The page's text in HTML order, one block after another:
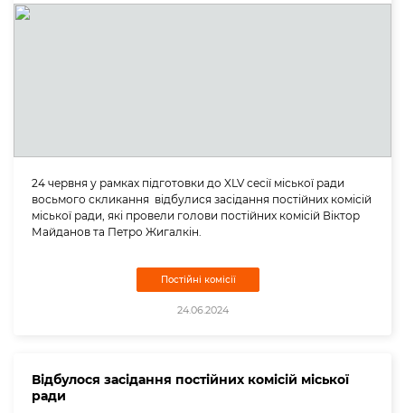
24 червня у рамках підготовки до XLV сесії міської ради
восьмого скликання відбулися засідання постійних комісій
міської ради, які провели голови постійних комісій Віктор
Майданов та Петро Жигалкін.
Постійні комісії
24.06.2024
Відбулося засідання постійних комісій міської
ради